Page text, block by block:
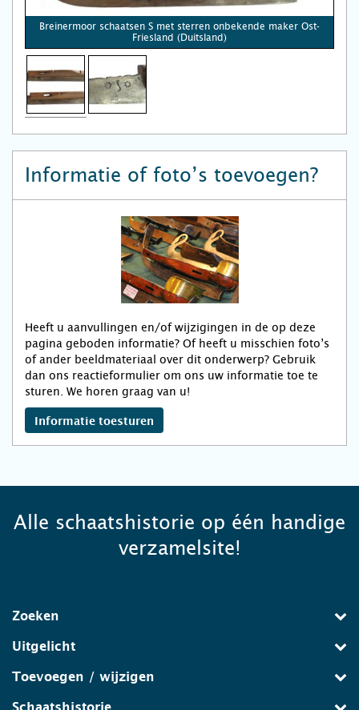
Breinermoor schaatsen S met sterren onbekende maker Ost-
Friesland (Duitsland)
Informatie of foto’s toevoegen?
Heeft u aanvullingen en/of wijzigingen in de op deze
pagina geboden informatie? Of heeft u misschien foto’s
of ander beeldmateriaal over dit onderwerp? Gebruik
dan ons reactieformulier om ons uw informatie toe te
sturen. We horen graag van u!
Informatie toesturen
Alle schaatshistorie op één handige
verzamelsite!
Zoeken
Uitgelicht
Toevoegen / wijzigen